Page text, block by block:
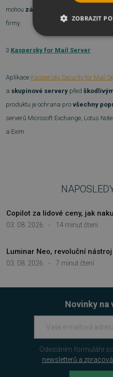
mohou zásadním způsobem
firmy.
3.Kaspersky for Mail Server
Aplikace Kaspersky Security for Mail
a skupinové servery před
produktu je ochrana pro všechny
serverů Microsoft Exchange, Lotus
a Exim.
03. 08. 2026 - 14 minut čtení
Copilot za lidové ceny, jak
03. 08. 2026 - 7 minut čtení
Luminar Neo, revoluční
Novinky na
Odesláním formuláře
newsletterů a
ZOBRAZIT
NEZBYTNĚ
FUNKČNÍ
Výkonové soubory
Nezbytně nutné soubory
základní funkce
cookie správně používat.
_GRECAPTCHA
__cf_bm